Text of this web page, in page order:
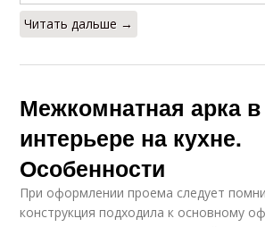
Читать дальше →
Межкомнатная арка в
интерьере на кухне.
Особенности
При оформлении проема следует
конструкция подходила к основному